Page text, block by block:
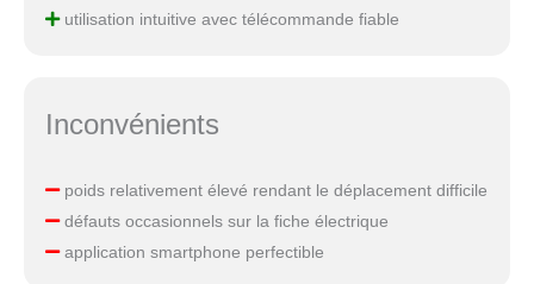
utilisation intuitive avec télécommande fiable
Inconvénients
poids relativement élevé rendant le déplacement difficile
défauts occasionnels sur la fiche électrique
application smartphone perfectible